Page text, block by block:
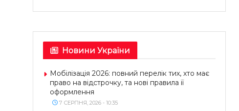
Новини України
Мобілізація 2026: повний перелік тих, хто має
право на відстрочку, та нові правила її
оформлення
7 СЕРПНЯ, 2026 - 10:35